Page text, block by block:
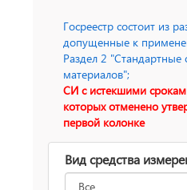
Госреестр состоит из
допущенные к
Раздел 2 "Стандартные
материалов";
СИ с истекшими
которых отменено
первой колонке
Вид средства